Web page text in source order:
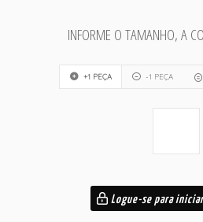
INFORME O TAMANHO, A
+1 PEÇA -1 PEÇA
Logue-se para